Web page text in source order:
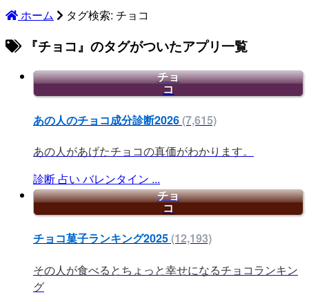
ホーム タグ検索: チョコ
『チョコ』のタグがついたアプリ一覧
チョ
コ
あの人のチョコ成分診断2026(7,615)
あの人があげたチョコの真価がわかります。
診断 占い バレンタイン ...
チョ
コ
チョコ菓子ランキング2025(12,193)
その人が食べるとちょっと幸せになるチョコランキン
グ